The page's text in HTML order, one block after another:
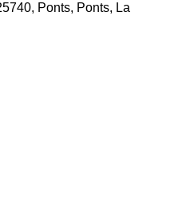
Ponts, Ponts, La